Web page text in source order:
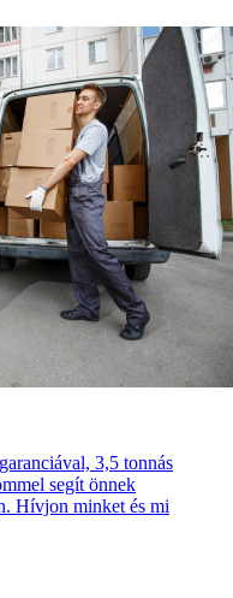
3,5 tonnás
segít önnek
Hívjon minket és mi